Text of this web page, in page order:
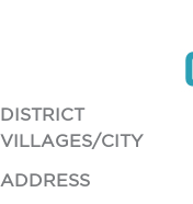
DISTRICT
VILLAGES/CITY
ADDRESS